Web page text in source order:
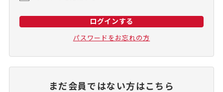
ログインする
パスワードをお忘れの方
まだ会員ではない方はこちら